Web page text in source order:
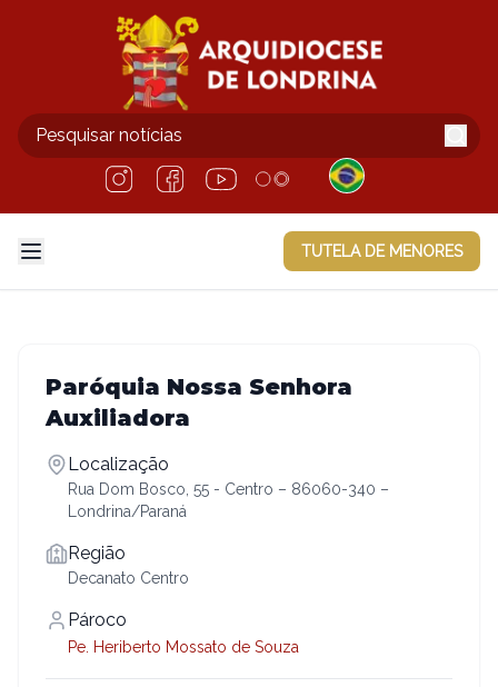
TUTELA DE MENORES
Paróquia Nossa Senhora
Auxiliadora
Localização
Rua Dom Bosco, 55 - Centro – 86060-340 –
Londrina/Paraná
Região
Decanato Centro
Pároco
Pe. Heriberto Mossato de Souza